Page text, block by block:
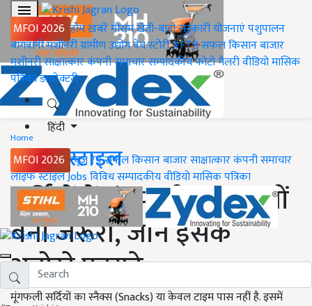
MFOI 2026 होमख़बरेंमौसमखेती-बाड़ीसरकारी योजनाएंपशुपालन
बागवानीमशीनरीग्रामीण उद्योगवेब स्टोरी#FTBसफल किसानबाजार
मशीनरीसाक्षात्कारकंपनी समाचारसम्पादकीयफोटो गैलरीवीडियोमासिक
पत्रिकाडायरेक्टरी
हिंदी
MFOI 2026 न्यूज़ रैपसफल किसानबाजारसाक्षात्कारकंपनी समाचार
लाइफ स्टाइलJobsविविधसम्पादकीयवीडियोमासिक पत्रिका
Home
लाइफ स्टाइल
सर्दियों में मूंगफली खाना क्यों
बना जरूरी, जानें इसके
अनोखे फायदे
मूंगफली सर्दियों का स्नैक्स (Snacks) या केवल टाइम पास नहीं है. इसमें